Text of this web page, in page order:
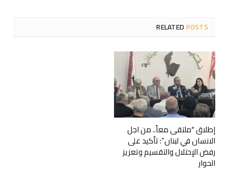
RELATEDPOSTS
إطلاق “ملتقى معاً.. من اجل
الانسان في لبنان”: تأكيد على
رفض الإحتلال والتقسيم وتعزيز
الحوار